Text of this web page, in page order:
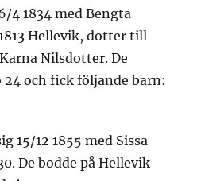
4 1834 med Bengta
Hellevik, dotter till
Nilsdotter. De
24 och fick följande barn:
15/12 1855 med Sissa
De bodde på Hellevik